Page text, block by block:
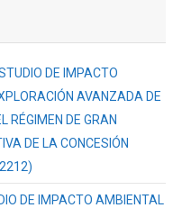
DE IMPACTO
AVANZADA DE
RÉGIMEN DE GRAN
DE LA CONCESIÓN
DE IMPACTO AMBIENTAL